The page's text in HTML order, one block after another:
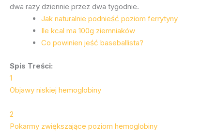
dwa razy dziennie przez dwa tygodnie.
Jak naturalnie podnieść poziom ferrytyny
Ile kcal ma 100g ziemniaków
Co powinien jeść baseballista?
Spis Treści:
1
Objawy niskiej hemoglobiny
2
Pokarmy zwiększające poziom hemoglobiny